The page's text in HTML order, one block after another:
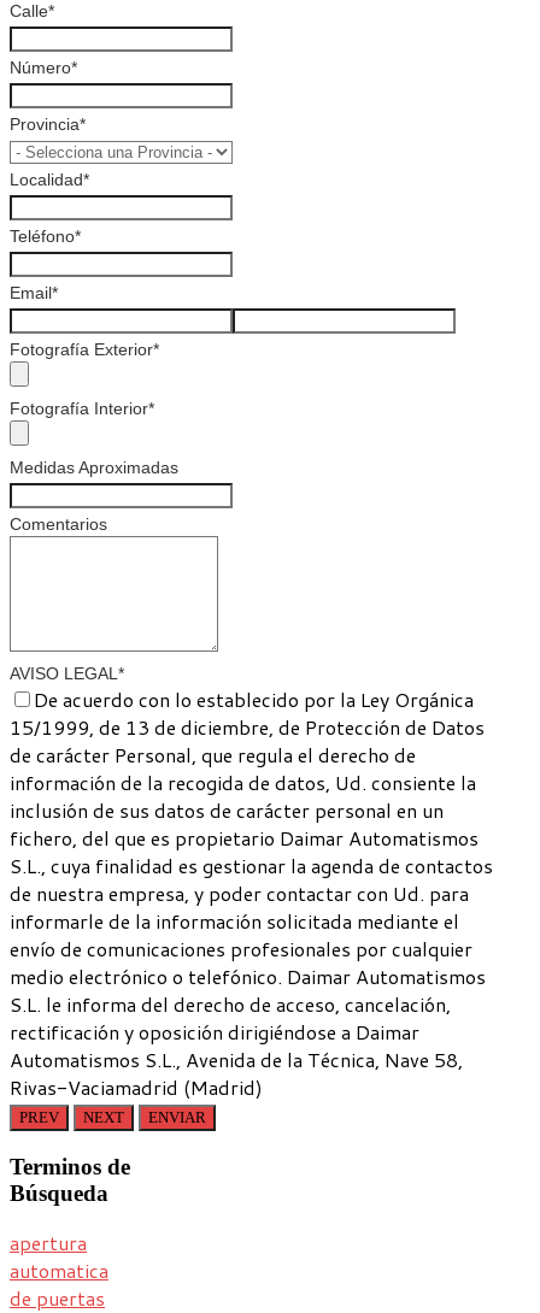
Calle*
Número*
Provincia*
Localidad*
Teléfono*
Email*
Fotografía Exterior*
Fotografía Interior*
Medidas Aproximadas
Comentarios
AVISO LEGAL *
De acuerdo con lo establecido por la Ley Orgánica
15/1999, de 13 de diciembre, de Protección de Datos
de carácter Personal, que regula el derecho de
información de la recogida de datos, Ud. consiente la
inclusión de sus datos de carácter personal en un
fichero, del que es propietario Daimar Automatismos
S.L., cuya finalidad es gestionar la agenda de contactos
de nuestra empresa, y poder contactar con Ud. para
informarle de la información solicitada mediante el
envío de comunicaciones profesionales por cualquier
medio electrónico o telefónico. Daimar Automatismos
S.L. le informa del derecho de acceso, cancelación,
rectificación y oposición dirigiéndose a Daimar
Automatismos S.L., Avenida de la Técnica, Nave 58,
Rivas-Vaciamadrid (Madrid)
PREV NEXT ENVIAR
Terminos de
Búsqueda
apertura
automatica
de puertas